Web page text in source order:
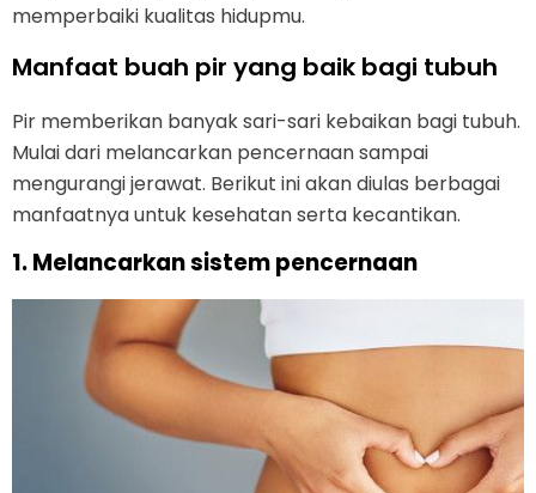
memperbaiki kualitas hidupmu.
Manfaat buah pir yang baik bagi tubuh
Pir memberikan banyak sari-sari kebaikan bagi tubuh.
Mulai dari melancarkan pencernaan sampai
mengurangi jerawat. Berikut ini akan diulas berbagai
manfaatnya untuk kesehatan serta kecantikan.
1. Melancarkan sistem pencernaan